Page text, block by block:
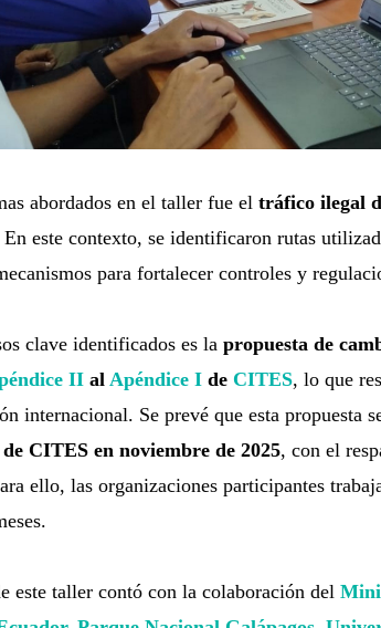
abordados en el taller fue el tráfico ilegal
En este contexto, se identificaron rutas
para fortalecer controles y
clave identificados es la propuesta de
IIal Apéndice Ide CITES, lo que
internacional. Se prevé que esta propuesta
CITES en noviembre de 2025, con el
ello, las organizaciones participantes
este taller contó con la colaboración del